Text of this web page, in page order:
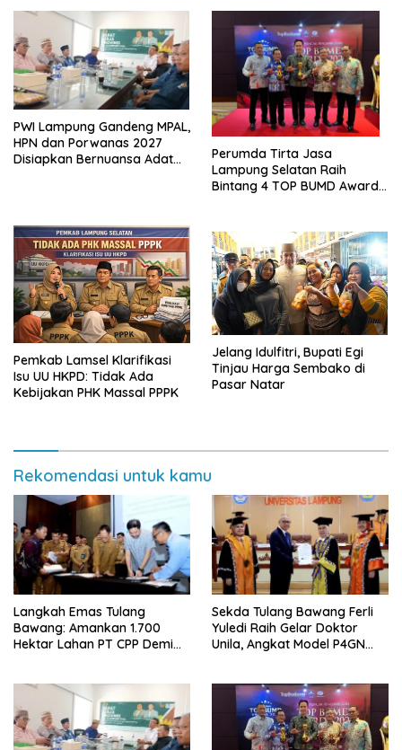
PWI Lampung Gandeng MPAL,
HPN dan Porwanas 2027
Disiapkan Bernuansa Adat
Perumda Tirta Jasa
Lampung Selatan Raih
Bintang 4 TOP BUMD Awards
Pemkab Lamsel Klarifikasi
Isu UU HKPD: Tidak Ada
Kebijakan PHK Massal PPPK
Jelang Idulfitri, Bupati Egi
Tinjau Harga Sembako di
Pasar Natar
Rekomendasi untuk kamu
Langkah Emas Tulang
Bawang: Amankan 1.700
Hektar Lahan PT CPP Demi
Sekda Tulang Bawang Ferli
Yuledi Raih Gelar Doktor
Unila, Angkat Model P4GN